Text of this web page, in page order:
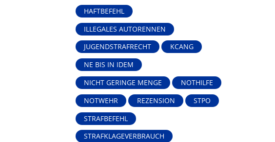
HAFTBEFEHL
ILLEGALES AUTORENNEN
JUGENDSTRAFRECHT
KCANG
NE BIS IN IDEM
NICHT GERINGE MENGE
NOTHILFE
NOTWEHR
REZENSION
STPO
STRAFBEFEHL
STRAFKLAGEVERBRAUCH